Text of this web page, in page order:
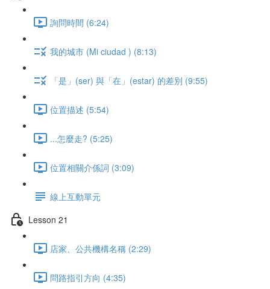
詢問時間 (6:24)
我的城市 (Mi ciudad ) (8:13)
「是」(ser) 與「在」(estar) 的差別 (9:55)
位置描述 (5:54)
...怎麼走? (5:25)
位置相關介係詞 (3:09)
線上互動單元
Lesson 21
店家、公共機構名稱 (2:29)
問路指引方向 (4:35)